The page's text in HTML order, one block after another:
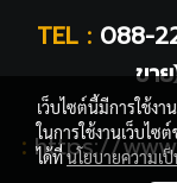
TEL : 088-
ขา
: https://
เว็บไซต์นี้มีการใช้ง
ในการใช้งานเว็บไซ
ได้ที่นโยบายความเ